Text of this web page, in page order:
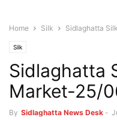
Home Silk Sidlaghatta
Silk
Sidlaghatta
Market-25/
By Sidlaghatta News Desk -